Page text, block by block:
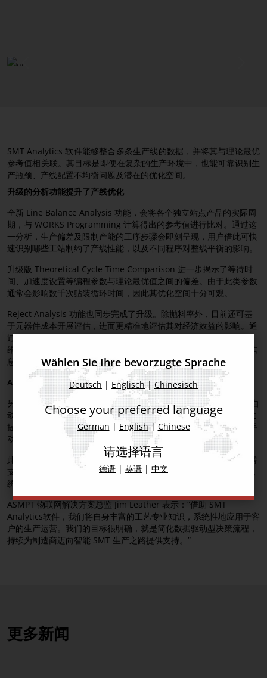
SMT Analytics 软件能够整合多条生产线的数据，并将其与理论最优
参考值相关联。其目标是即便在复杂的生产环境中，也能可靠识别生
产瓶颈、产线配置不均衡问题及潜在的优化空间。
升级的分析功能提升了产线优化
全新 Line Balance Analysis 功能，会将各个独立站点产品的实际周
期，与 WORKS Programming 计算得出的参考值进行比对。通过这
一分析，生产偏差及限制产能的工序步骤会即刻呈现，用户借此可快
速识别哪些工站制约了产线性能，以及不同程序对整线平衡的影响。
升级版 Theoretical Cycle Time Comparison 进一步揭示了等待时
间、加速度设置等编程参数与理论最优值之间的偏差。由于此类参数
通常会影响数千次贴装循环时间，因此其优化空间十分可观。
Reject Analysis 功能也同步完成了升级。除抛料率外，目前还可基
于元器件成本开展评估，进而更精准地评估其对经济效益的影响。通
过与工厂设备中心（Factory Equipment Center）的集成，供料器
维护状态、供料器进给计数器、下次维护保养间隔时间等维护相关信
息，可直接在分析场景中获取。
AI 辅助报告助力可落地决策
另一项重要升级是新增AI 辅助报告功能。该功能内置辅助模块，可自
动分析生产数据，并提供结构清晰、按优先级排序的行动建议，助力
提升生产效能、元器件利用率及设备稼动率。如此一来，用户无需手
动分析复杂的数据仪表盘，就能轻松制定出针对性的改善措施。
此外，SMT Analytics 软件还可集成其他制造商的设备，这些设备需
支持 IPC-2591 CFX 协议。通过这一集成，可在异构生产环境中实现
统一的产线级分析与优化。
ASMPT 物联网解决方案总监 Jim Leather 表示：“借助 SMT
Analytics软件，我们将自身丰富的工艺专业知识，系统性地应用于客
户的生产运营。我们的目标很明确，就是简化数据驱动型决策流程，
持续为制造商迈向智能 SMT 生产之路提供支持。”
更多新闻
Wählen Sie Ihre bevorzugte Sprache
Deutsch | Englisch |Chinesisch
Choose your preferred language
German | English| Chinese
请选择语言
德语 | 英语 | 中文